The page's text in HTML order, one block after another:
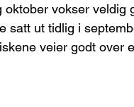
vokser veldig
satt ut tidlig i
veier godt over